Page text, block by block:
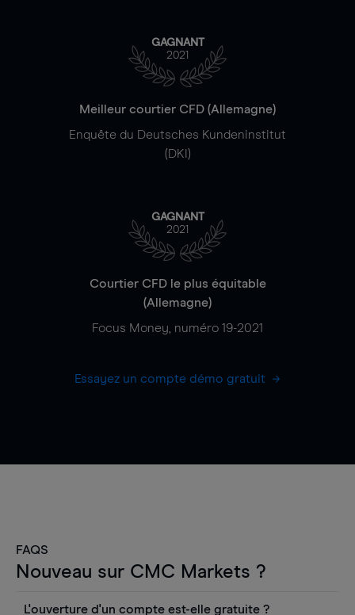
GAGNANT
2021
Meilleur courtier CFD (Allemagne)
Enquête du Deutsches Kundeninstitut
(DKI)
GAGNANT
2021
Courtier CFD le plus équitable
(Allemagne)
Focus Money, numéro 19-2021
Essayez un compte démo gratuit
FAQS
Nouveau sur CMC Markets ?
L'ouverture d'un compte est-elle gratuite ?